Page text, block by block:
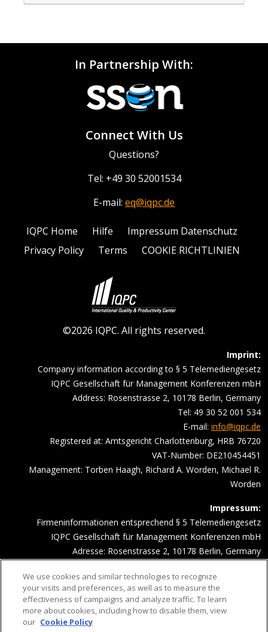
In Partnership With:
Connect With Us
Questions?
Tel: +49 30 52001534
E-mail: eq@iqpc.de
IQPC Home Hilfe
Impressum Datenschutz
Privacy Policy
Terms COOKIE RICHTLINIEN
©2026 IQPC. All rights reserved.
Imprint:
Company information according to § 5 Telemediengesetz
IQPC Gesellschaft für Management Konferenzen mbH
Address: Rosenstrasse 2, 10178 Berlin, Germany
Tel: 49 30 52 001 534
E-mail: info@iqpc.de
Registered at: Amtsgericht Charlottenburg, HRB 76720
VAT-Number: DE210454451
Management: Torben Haagh, Richard A. Worden, Michael R.
Worden
Impressum:
Firmeninformationen entsprechend § 5 Telemediengesetz
IQPC Gesellschaft für Management Konferenzen mbH
Adresse: Rosenstrasse 2, 10178 Berlin, Germany
Email Adresse:info@iqpc.de
Registereintragungen: Amtsgericht Charlottenburg HRB 76720
Umsatzsteuer- Indentifikationsnummer DE210454451
Geschäftsführung: Torben Haagh, Richard A. Worden, Michael R.
We use cookies and similar technologies to recognize
your visits and preferences, as well as to measure the
effectiveness of campaigns and analyze traffic. To learn
more about cookies, including how to disable them, view
our Cookie Policy